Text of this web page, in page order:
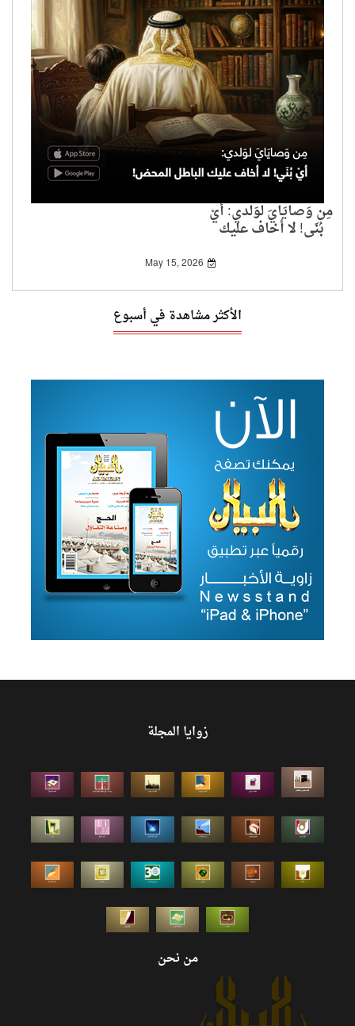
مِن وَصايَايَ لوَلدي: أيْ
بُنَي! لا أخاف عليك
الباطل المحض!
May 15, 2026
الأكثر مشاهدة في أسبوع
زوايا المجلة
من نحن